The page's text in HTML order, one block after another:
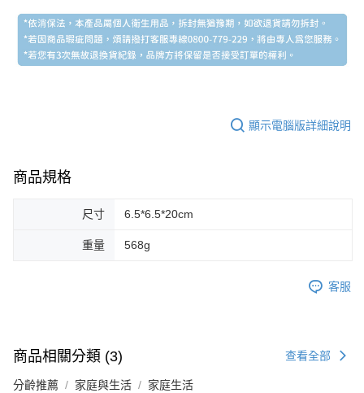
顯示電腦版詳細說明
商品規格
尺寸 6.5*6.5*20cm
重量 568g
客服
商品相關分類 (3) 查看全部
分齡推薦 家庭與生活 家庭生活